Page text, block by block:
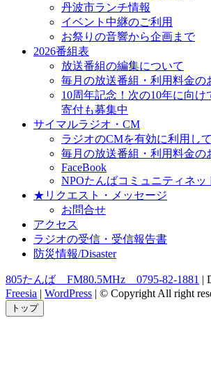
丹波市ランチ情報
イベント中継のご利用
お祭りの音響から企画まで
2026番組表
放送番組の編集について
毎月の放送番組・利用料金の
10周年記念！次の10年に向け
寄付も募集中
サイマルラジオ・CM
ラジオのCMを有効に利用し
毎月の放送番組・利用料金の
FaceBook
NPOたんばコミュニティネッ
★リクエスト・メッセージ
お問合せ
アクセス
ラジオの受信・受信報告書
防災情報/Disaster
805たんば FM80.5MHz 0795-82-1881 |
Freesia | WordPress | © Copyright All right
トップ